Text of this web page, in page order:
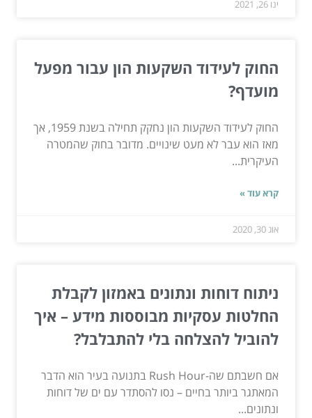
ינו 26, 2021
החוק לעידוד השקעות הון עבור מפעל
מועדף?
החוק לעידוד השקעות הון נחקק תחילה בשנת 1959, אך
מאז הוא עבר לא מעט שינויים. מדובר בחוק שהמטרה
העיקרית...
קרא עוד »
אוג 30, 2020
ניתוח דוחות ונתונים באמזון לקבלת
החלטות עסקיות מבוססות מידע – איך
להוביל להצלחה בלי להתבלבל?
אם חשבתם שה-Rush Hour בתנועה בעיר הוא הדבר
המאתגר ביותר בחיים – נסו להסתדר עם ים של דוחות
ונתונים...